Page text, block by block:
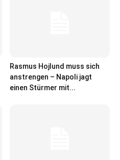
Rasmus Hojlund muss sich
anstrengen – Napoli jagt
einen Stürmer mit...